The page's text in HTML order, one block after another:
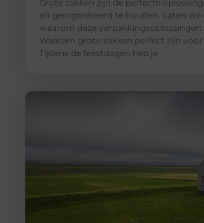
Grote zakken zijn de perfecte
en georganiseerd te houden. Laten we
waarom deze verpakkingsoplossingen
Waarom grote zakken perfect zijn voor
Tijdens de feestdagen heb je